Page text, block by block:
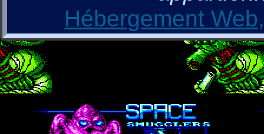
Hébergement